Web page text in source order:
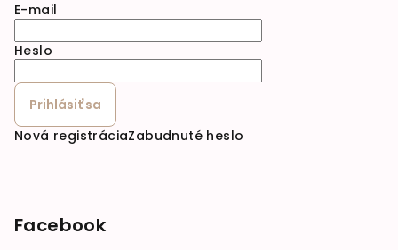
E-mail
Heslo
Prihlásiť sa
Nová registráciaZabudnuté heslo
Facebook